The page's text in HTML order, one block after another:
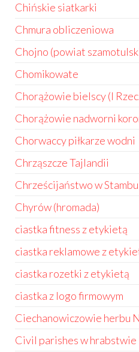
Chińskie siatkarki
Chmura obliczeniowa
Chojno (powiat
Chomikowate
Chorążowie bielscy (I
Chorążowie nadworni
Chorwaccy piłkarze wodni
Chrząszcze Tajlandii
Chrześcijaństwo w
Chyrów (hromada)
ciastka fitness z etykietą
ciastka reklamowe z
ciastka rozetki z etykietą
ciastka z logo firmowym
Ciechanowiczowie herbu
Civil parishes w hrabstwie